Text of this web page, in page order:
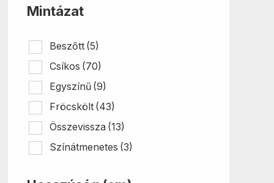
Mintázat
Beszőtt (5)
Csíkos (70)
Egyszínű (9)
Fröcskölt (43)
Összevissza (13)
Színátmenetes (3)